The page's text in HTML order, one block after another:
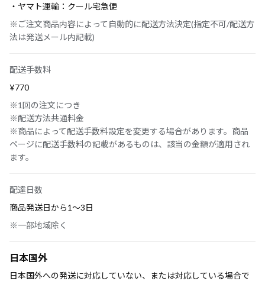
・ヤマト運輸：クール宅急便
※ご注文商品内容によって自動的に配送方法決定(指定不可/配送方
法は発送メール内記載)
配送手数料
¥770
※1回の注文につき
※配送方法共通料金
※商品によって配送手数料設定を変更する場合があります。商品
ページに配送手数料の記載があるものは、該当の金額が適用され
ます。
配達日数
商品発送日から1〜3日
※一部地域除く
日本国外
日本国外への発送に対応していない、または対応している場合で